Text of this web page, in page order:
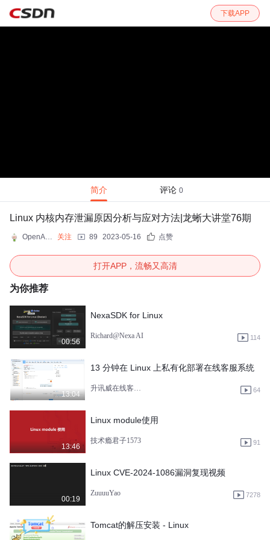
下载APP
简介 评论 0
Linux 内核内存泄漏原因分析与应对方法|龙蜥大讲堂76期
OpenAnolis小助手 关注 89 2023-05-16 点赞
打开APP，流畅又高清
为你推荐
00:56
NexaSDK for Linux
Richard@Nexa AI 114
13:04
13 分钟在 Linux 上私有化部署在线客服系统
升讯威在线客服系统 64
13:46
Linux module使用
技术瘾君子1573 91
00:19
Linux CVE-2024-1086漏洞复现视频
ZuuuuYao 7278
Tomcat的解压安装 - Linux